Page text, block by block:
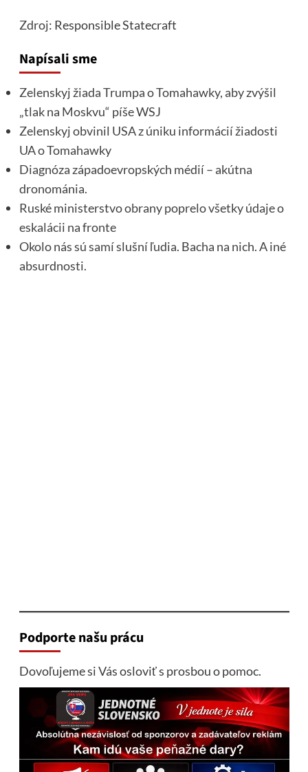
Zdroj: Responsible Statecraft
Napísali sme
Zelenskyj žiada Trumpa o Tomahawky, aby zvýšil
„tlak na Moskvu“ píše WSJ
Zelenskyj obvinil USA z úniku informácií žiadosti
UA o Tomahawky
Diagnóza západoevropských médií – akútna
dronománia.
Ruské ministerstvo obrany poprelo všetky údaje o
eskalácii na fronte
Okolo nás sú samí slušní ľudia. Bacha na nich. A iné
absurdnosti.
Podporte našu prácu
Dovoľujeme si Vás osloviť s prosbou o pomoc.